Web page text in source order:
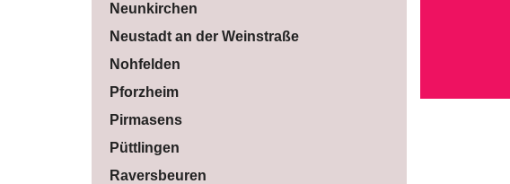
Neunkirchen
Neustadt an der Weinstraße
Nohfelden
Pforzheim
Pirmasens
Püttlingen
Raversbeuren